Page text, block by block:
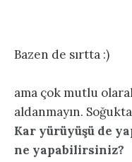
Bazen de sırtta :)
ama çok mutlu
aldanmayın.
Kar yürüyüşü de
ne yapabilirsiniz?